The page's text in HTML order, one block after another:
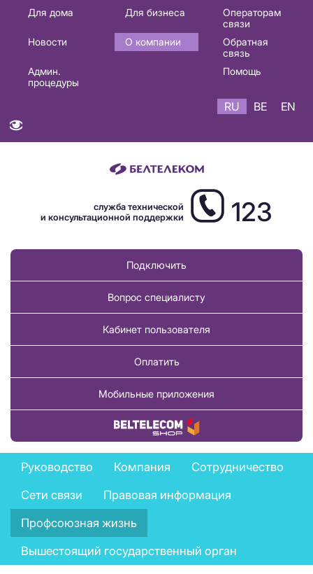
Основная
навигация
Для дома Для бизнеса
Операторам
связи
Новости
О компании
Обратная
связь
Админ.
процедуры
Помощь
RU BE EN
служба технической
и консультационной поддержки
123
Подключить
Вопрос специалисту
Кабинет пользователя
Оплатить
Мобильные приложения
Купить товар
Company
menu
Руководство Компания
Сотрудничество
Сети связи
Правовая информация
Профсоюзная жизнь
Вышестоящий государственный орган